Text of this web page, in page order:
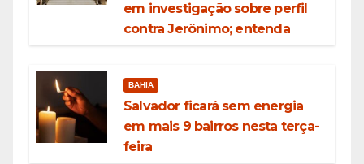
em investigação sobre perfil
contra Jerônimo; entenda
BAHIA
Salvador ficará sem energia
em mais 9 bairros nesta terça-
feira